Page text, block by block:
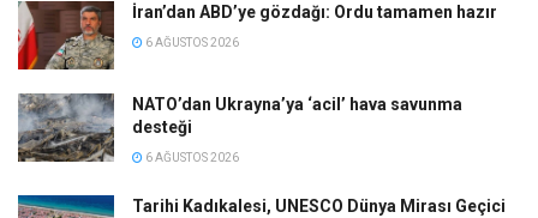
İran’dan ABD’ye gözdağı: Ordu tamamen hazır
6 AĞUSTOS 2026
NATO’dan Ukrayna’ya ‘acil’ hava savunma
desteği
6 AĞUSTOS 2026
Tarihi Kadıkalesi, UNESCO Dünya Mirası Geçici